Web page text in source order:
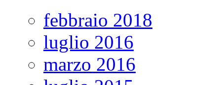
febbraio 2018
luglio 2016
marzo 2016